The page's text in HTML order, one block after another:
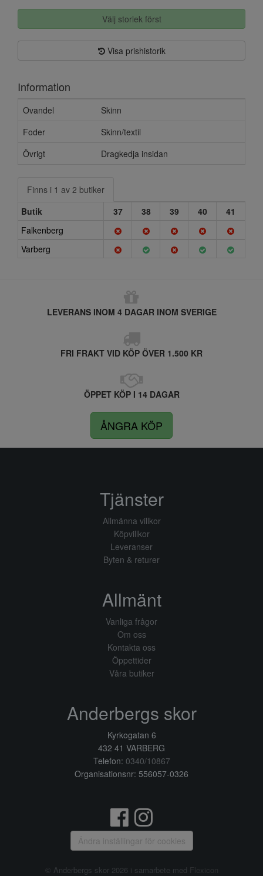
Välj storlek först
Visa prishistorik
Information
Ovandel
Skinn
Foder
Skinn/textil
Övrigt
Dragkedja insidan
Finns i 1 av 2 butiker
Butik
37 38 39 40
41
Falkenberg
Varberg
LEVERANS INOM 4 DAGAR INOM SVERIGE
FRI FRAKT VID KÖP ÖVER 1.500 KR
ÖPPET KÖP I 14 DAGAR
ÅNGRA KÖP
Tjänster
Allmänna villkor
Köpvillkor
Leveranser
Byten & returer
Allmänt
Vanliga frågor
Om oss
Kontakta oss
Öppettider
Våra butiker
Anderbergs skor
Kyrkogatan 6
432 41 VARBERG
Telefon: 0340/10867
Organisationsnr: 556057-0326
Ändra inställingar för cookies
© Anderbergs skor 2026 i samarbete med Flexicon